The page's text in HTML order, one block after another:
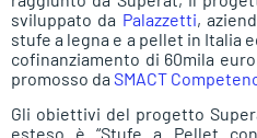
sviluppato da Palazzetti,
stufe a legna e a pellet in Italia
cofinanziamento di 60mila
promosso da SMACT
Gli obiettivi del progetto
esteso è “Stufe a Pellet